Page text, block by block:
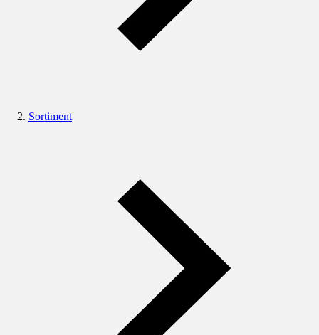
Sortiment